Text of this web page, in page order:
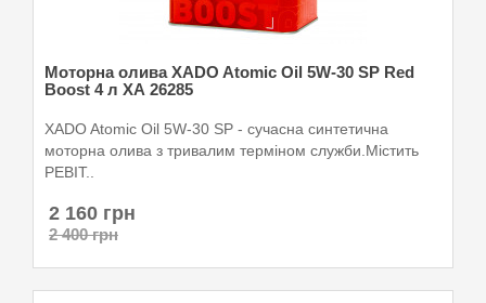
Моторна олива XADO Atomic Oil 5W-30 SP Red
Boost 4 л ХА 26285
XADO Atomic Oil 5W-30 SP - сучасна синтетична
моторна олива з тривалим терміном служби.Містить
РЕВІТ..
2 160 грн
2 400 грн